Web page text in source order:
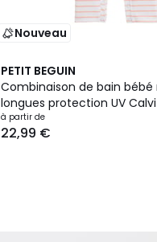
Nouveau
PETIT BEGUIN
Combinaison de bain
longues protection UV Calvi
à partir de
22,99 €